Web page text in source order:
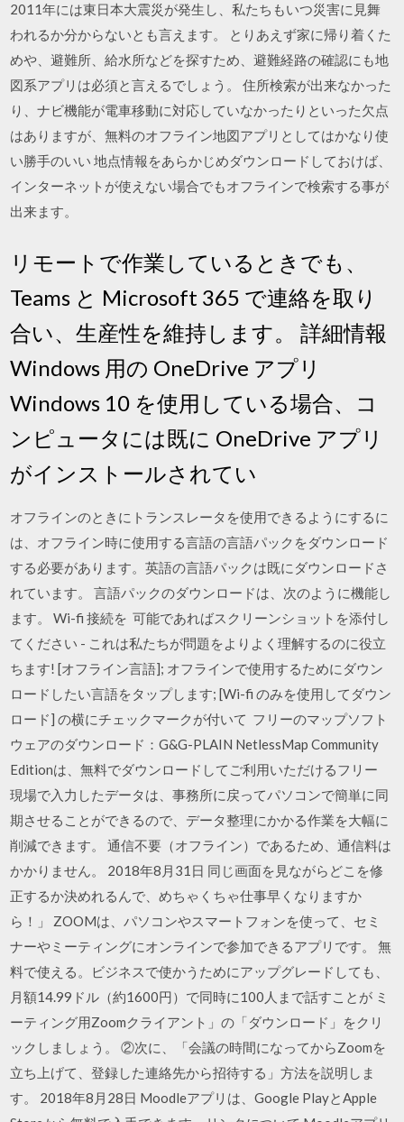
2011年には東日本大震災が発生し、私たちもいつ災害に見舞
われるか分からないとも言えます。 とりあえず家に帰り着くた
めや、避難所、給水所などを探すため、避難経路の確認にも地
図系アプリは必須と言えるでしょう。 住所検索が出来なかった
り、ナビ機能が電車移動に対応していなかったりといった欠点
はありますが、無料のオフライン地図アプリとしてはかなり使
い勝手のいい 地点情報をあらかじめダウンロードしておけば、
インターネットが使えない場合でもオフラインで検索する事が
出来ます。
リモートで作業しているときでも、
Teams と Microsoft 365 で連絡を取り
合い、生産性を維持します。 詳細情報
Windows 用の OneDrive アプリ
Windows 10 を使用している場合、コ
ンピュータには既に OneDrive アプリ
がインストールされてい
オフラインのときにトランスレータを使用できるようにするに
は、オフライン時に使用する言語の言語パックをダウンロード
する必要があります。英語の言語パックは既にダウンロードさ
れています。 言語パックのダウンロードは、次のように機能し
ます。 Wi-fi 接続を 可能であればスクリーンショットを添付し
てください - これは私たちが問題をよりよく理解するのに役立
ちます! [オフライン言語]; オフラインで使用するためにダウン
ロードしたい言語をタップします; [Wi-fi のみを使用してダウン
ロード] の横にチェックマークが付いて フリーのマップソフト
ウェアのダウンロード：G&G-PLAIN NetlessMap Community
Editionは、無料でダウンロードしてご利用いただけるフリー
現場で入力したデータは、事務所に戻ってパソコンで簡単に同
期させることができるので、データ整理にかかる作業を大幅に
削減できます。 通信不要（オフライン）であるため、通信料は
かかりません。 2018年8月31日 同じ画面を見ながらどこを修
正するか決めれるんで、めちゃくちゃ仕事早くなりますか
ら！」 ZOOMは、パソコンやスマートフォンを使って、セミ
ナーやミーティングにオンラインで参加できるアプリです。 無
料で使える。ビジネスで使かうためにアップグレードしても、
月額14.99ドル（約1600円）で同時に100人まで話すことが ミ
ーティング用Zoomクライアント」の「ダウンロード」をクリ
ックしましょう。 ②次に、「会議の時間になってからZoomを
立ち上げて、登録した連絡先から招待する」方法を説明しま
す。 2018年8月28日 Moodleアプリは、Google PlayとApple